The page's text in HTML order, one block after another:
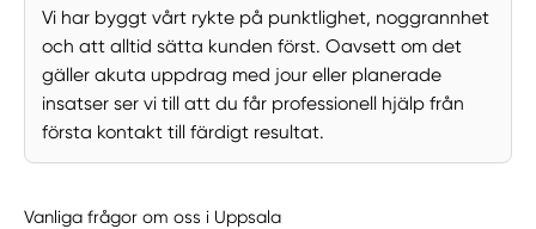
Vi har byggt vårt rykte på punktlighet, noggrannhet
och att alltid sätta kunden först. Oavsett om det
gäller akuta uppdrag med jour eller planerade
insatser ser vi till att du får professionell hjälp från
första kontakt till färdigt resultat.
Vanliga frågor om oss i Uppsala